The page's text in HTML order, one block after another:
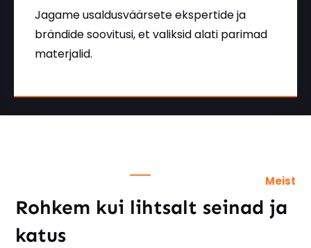
Jagame usaldusväärsete ekspertide ja
brändide soovitusi, et valiksid alati parimad
materjalid.
Meist
Rohkem kui lihtsalt seinad ja
katus